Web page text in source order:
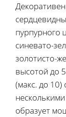
пурпурного
синевато-
золотисто-
высотой до
(макс. до
образует